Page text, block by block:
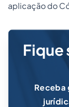
aplicação do
Fique
Receba